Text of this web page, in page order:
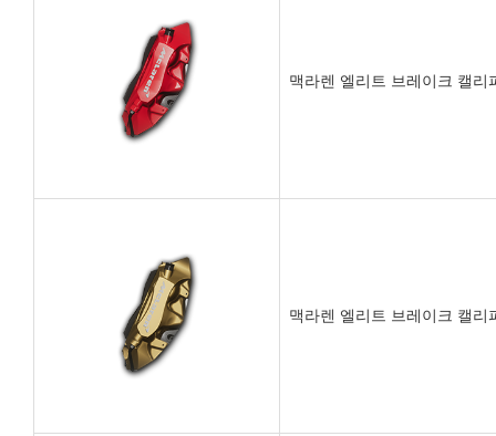
맥라렌 엘리트 브레이크 캘리
맥라렌 엘리트 브레이크 캘리